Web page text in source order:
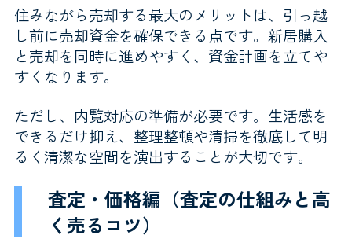
住みながら売却する最大のメリットは、引っ越
し前に売却資金を確保できる点です。新居購入
と売却を同時に進めやすく、資金計画を立てや
すくなります。
ただし、内覧対応の準備が必要です。生活感を
できるだけ抑え、整理整頓や清掃を徹底して明
るく清潔な空間を演出することが大切です。
査定・価格編（査定の仕組みと高
く売るコツ）